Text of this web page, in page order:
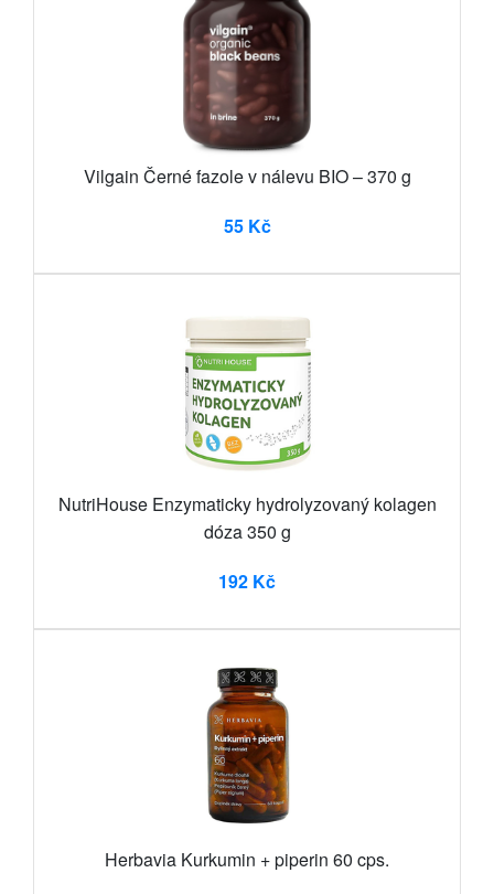
Vilgain Černé fazole v nálevu BIO – 370 g
55 Kč
NutriHouse Enzymaticky hydrolyzovaný kolagen
dóza 350 g
192 Kč
Herbavia Kurkumin + piperin 60 cps.